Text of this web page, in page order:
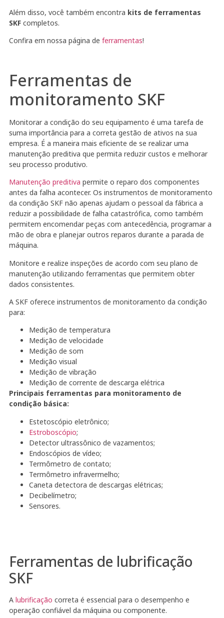
Além disso, você também encontra kits de ferramentas
SKFcompletos.
Confira em nossa página de ferramentas!
Ferramentas de
monitoramento SKF
Monitorar a condição do seu equipamento é uma tarefa de
suma importância para a correta gestão de ativos na sua
empresa. É a maneira mais eficiente de se realizar uma
manutenção preditiva que permita reduzir custos e melhorar
seu processo produtivo.
Manutenção preditiva permite o reparo dos componentes
antes da falha acontecer. Os instrumentos de monitoramento
da condição SKF não apenas ajudam o pessoal da fábrica a
reduzir a possibilidade de falha catastrófica, como também
permitem encomendar peças com antecedência, programar a
mão de obra e planejar outros reparos durante a parada de
máquina.
Monitore e realize inspeções de acordo com seu plano de
manutenção utilizando ferramentas que permitem obter
dados consistentes.
A SKF oferece instrumentos de monitoramento da condição
para:
Medição de temperatura
Medição de velocidade
Medição de som
Medição visual
Medição de vibração
Medição de corrente de descarga elétrica
Principais ferramentas para monitoramento de
condição básica:
Estetoscópio eletrônico;
Estroboscópio;
Detector ultrassônico de vazamentos;
Endoscópios de vídeo;
Termômetro de contato;
Termômetro infravermelho;
Caneta detectora de descargas elétricas;
Decibelímetro;
Sensores.
Ferramentas de lubrificação
SKF
A lubrificação correta é essencial para o desempenho e
operação confiável da máquina ou componente.